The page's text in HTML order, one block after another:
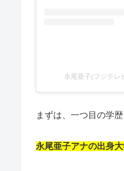
永尾亜子(フジテレ
まずは、一つ目の学
永尾亜子アナの出身